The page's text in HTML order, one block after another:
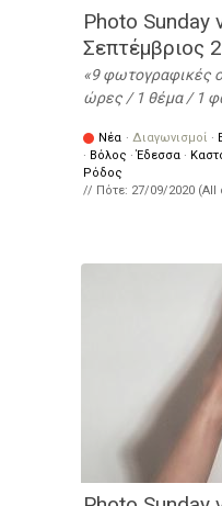
Photo Sunday
Σεπτέμβριος
9 φωτογραφικές
ώρες / 1 θέμα / 1
Νέα · Διαγωνισμοί ·
· Βόλος ·Έδεσσα ·
Ρόδος
// Πότε: 27/09/2020 (All